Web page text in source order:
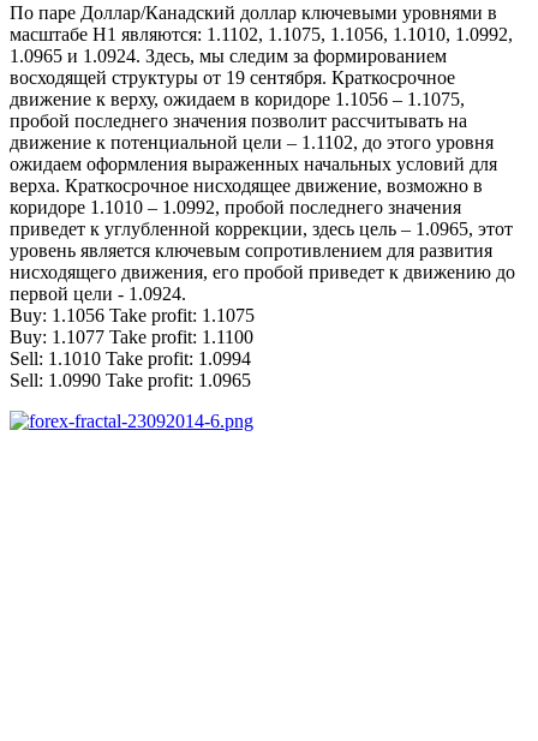
По паре Доллар/Канадский доллар ключевыми уровнями в
масштабе Н1 являются: 1.1102, 1.1075, 1.1056, 1.1010, 1.0992,
1.0965 и 1.0924. Здесь, мы следим за формированием
восходящей структуры от 19 сентября. Краткосрочное
движение к верху, ожидаем в коридоре 1.1056 – 1.1075,
пробой последнего значения позволит рассчитывать на
движение к потенциальной цели – 1.1102, до этого уровня
ожидаем оформления выраженных начальных условий для
верха. Краткосрочное нисходящее движение, возможно в
коридоре 1.1010 – 1.0992, пробой последнего значения
приведет к углубленной коррекции, здесь цель – 1.0965, этот
уровень является ключевым сопротивлением для развития
нисходящего движения, его пробой приведет к движению до
первой цели - 1.0924.
Buy: 1.1056 Take profit: 1.1075
Buy: 1.1077 Take profit: 1.1100
Sell: 1.1010 Take profit: 1.0994
Sell: 1.0990 Take profit: 1.0965